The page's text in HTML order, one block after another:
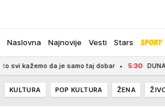
Naslovna Najnovije Vesti Stars
da je samo taj dobar 5:30 DUNAV SVE
KULTURA POP KULTURA ŽENA